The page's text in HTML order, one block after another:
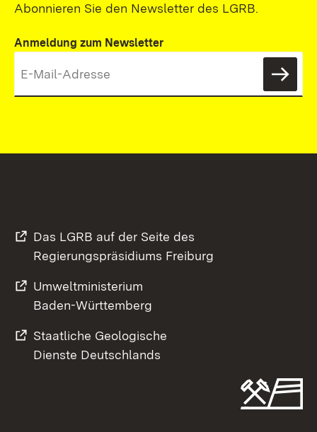
Abonnieren Sie den Newsletter des LGRB.
Anmeldung zum Newsletter
Das LGRB auf der Seite des
Regierungspräsidiums Freiburg
Umweltministerium
Baden-Württemberg
Staatliche Geologische
Dienste Deutschlands